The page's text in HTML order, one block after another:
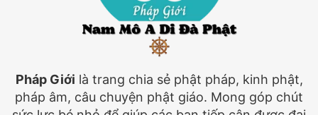
Pháp Giới là trang chia sẻ phật pháp, kinh phật,
pháp âm, câu chuyện phật giáo. Mong góp chút